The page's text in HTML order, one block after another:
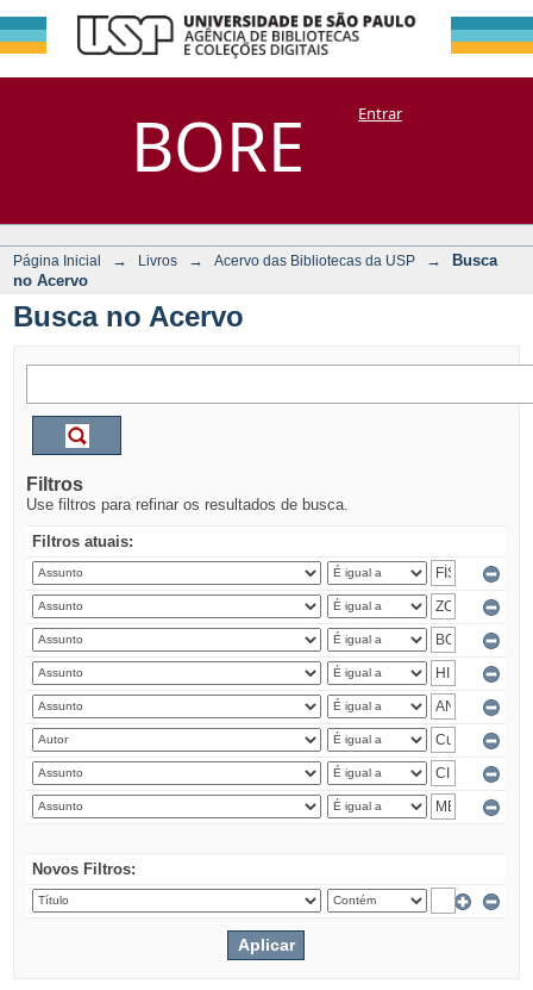
BORE
Busca no Acervo
DSpace/Manakin + CoriscoEntrar
Página Inicial → Livros → Acervo das Bibliotecas da USP →
Busca
no Acervo
Busca no Acervo
Filtros
Use filtros para refinar os resultados de busca.
Filtros atuais:
Novos Filtros: